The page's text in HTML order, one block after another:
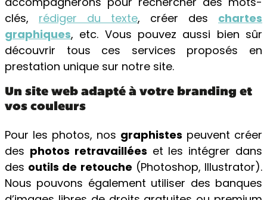
clés, rédiger du texte, créer des chartes
graphiques, etc. Vous pouvez aussi bien sûr
découvrir tous ces services proposés en
prestation unique sur notre site.
Un site web adapté à votre branding et
vos couleurs
Pour les photos, nos graphistes peuvent créer
des photos retravaillées et les intégrer dans
des outils de retouche (Photoshop, Illustrator).
Nous pouvons également utiliser des banques